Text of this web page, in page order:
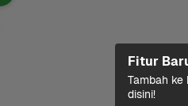
Fitur
Tambah ke
disini!